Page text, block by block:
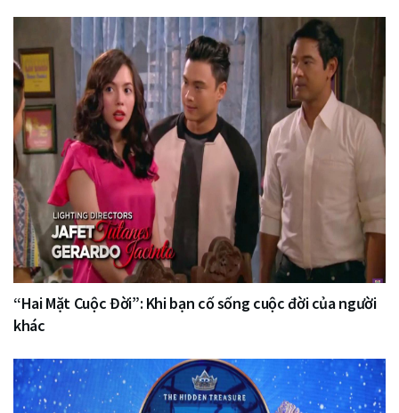
“Hai Mặt Cuộc Đời”: Khi bạn cố sống cuộc đời của người
khác